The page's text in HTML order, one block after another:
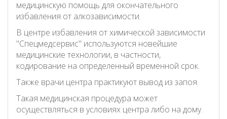
медицинскую помощь для окончательного
избавления от алкозависимости.
В центре избавления от химической зависимости
"Спецмедсервис" используются новейшие
медицинские технологии, в частности,
кодирование на определенный временной срок.
Также врачи центра практикуют вывод из запоя.
Такая медицинская процедура может
осуществляться в условиях центра либо на дому.